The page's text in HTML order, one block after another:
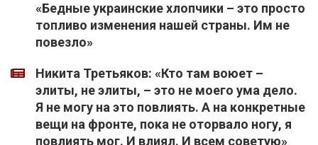
«Бедные украинские хлопчики – это просто
топливо изменения нашей страны. Им не
повезло»
Никита Третьяков: «Кто там воюет –
элиты, не элиты, – это не моего ума дело.
Я не могу на это повлиять. А на конкретные
вещи на фронте, пока не оторвало ногу, я
повлиять мог. И влиял. И всем советую»